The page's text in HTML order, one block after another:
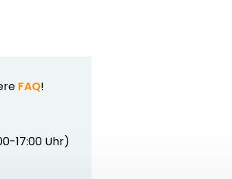
FAQ!
17:00 Uhr)